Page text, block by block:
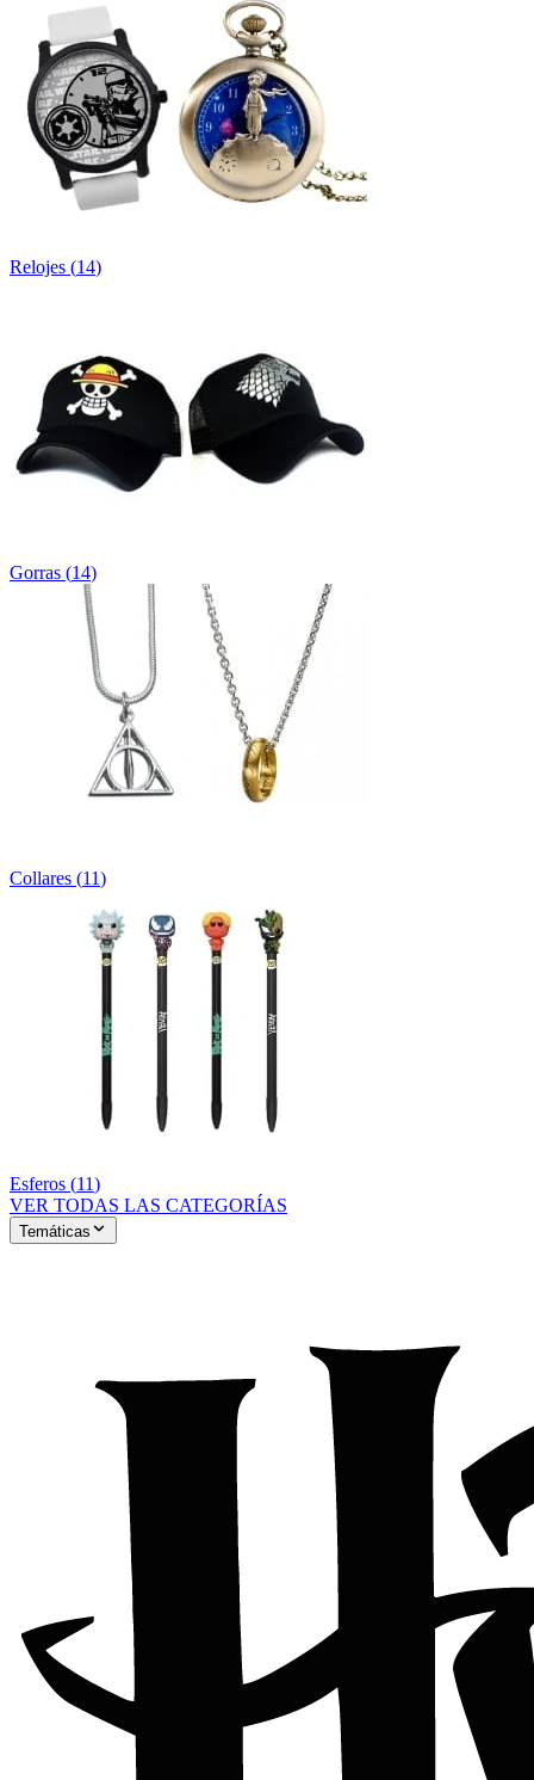
Relojes (14)
Gorras (14)
Collares (11)
Esferos (11)
VER TODAS LAS CATEGORÍAS
Temáticas